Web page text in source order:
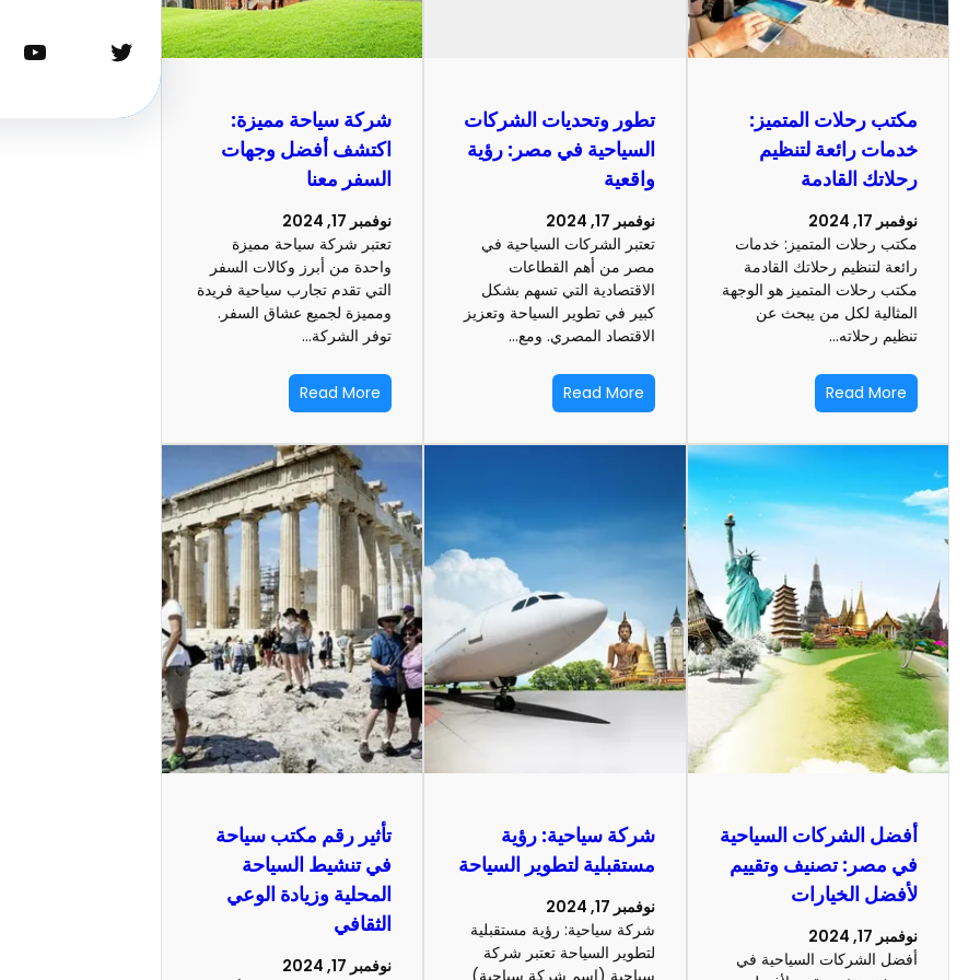
مكتب رحلات المتميز:
خدمات رائعة لتنظيم
رحلاتك القادمة
نوفمبر 17, 2024
مكتب رحلات المتميز: خدمات
رائعة لتنظيم رحلاتك القادمة
مكتب رحلات المتميز هو الوجهة
المثالية لكل من يبحث عن
تنظيم رحلاته…
Read More
تطور وتحديات الشركات
السياحية في مصر: رؤية
واقعية
نوفمبر 17, 2024
تعتبر الشركات السياحية في
مصر من أهم القطاعات
الاقتصادية التي تسهم بشكل
كبير في تطوير السياحة وتعزيز
الاقتصاد المصري. ومع…
Read More
شركة سياحة مميزة:
اكتشف أفضل وجهات
السفر معنا
نوفمبر 17, 2024
تعتبر شركة سياحة مميزة
واحدة من أبرز وكالات السفر
التي تقدم تجارب سياحية فريدة
ومميزة لجميع عشاق السفر.
توفر الشركة…
Read More
أفضل الشركات السياحية
في مصر: تصنيف وتقييم
لأفضل الخيارات
نوفمبر 17, 2024
أفضل الشركات السياحية في
شركة سياحية: رؤية
مستقبلية لتطوير السياحة
نوفمبر 17, 2024
شركة سياحية: رؤية مستقبلية
لتطوير السياحة تعتبر شركة
تأثير رقم مكتب سياحة
في تنشيط السياحة
المحلية وزيادة الوعي
الثقافي
نوفمبر 17, 2024
تويتر
يوتيوب